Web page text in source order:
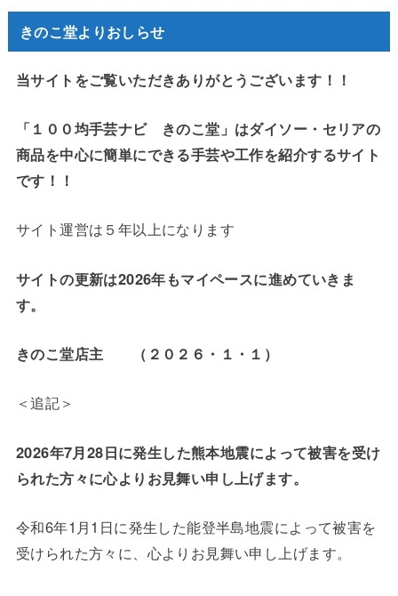
きのこ堂よりおしらせ
当サイトをご覧いただきありがとうございます！！
「１００均手芸ナビ きのこ堂」はダイソー・セリアの
商品を中心に簡単にできる手芸や工作を紹介するサイト
です！！
サイト運営は５年以上になります
サイトの更新は2026年もマイペースに進めていきま
す。
きのこ堂店主 （２０２６・１・１）
＜追記＞
2026年7月28日に発生した熊本地震によって被害を受け
られた方々に心よりお見舞い申し上げます。
令和6年1月1日に発生した能登半島地震によって被害を
受けられた方々に、心よりお見舞い申し上げます。